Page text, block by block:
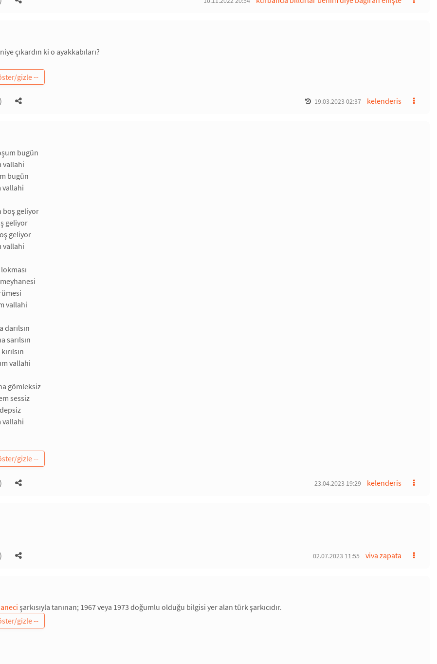
çıkardın ki o ayakkabıları?
kelenderis
19.03.2023 02:37
bugün
vallahi
bugün
vallahi
boş geliyor
geliyor
geliyor
vallahi
meyhanesi
vallahi
darılsın
sarılsın
vallahi
gömleksiz
sessiz
vallahi
kelenderis
23.04.2023 19:29
viva zapata
02.07.2023 11:55
şarkısıyla tanınan; 1967 veya 1973 doğumlu olduğu bilgisi yer alan türk şarkıcıdır.